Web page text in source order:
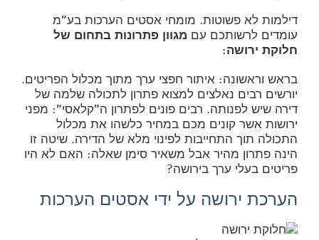
דילמות לא פשוטות. מומחי אסטים הערכות בע"מ
עומדים לרשותכם עם מגוון פתרונות בתחום של
חלוקת ירושה:
בראש וראשונה: איתור חפצי ערך מתוך מכלול הפריטים.
יורשים רבים נאלצים למצוא פתרון לתכולה שלמה של
דירה שיש לפנותה. רבים פונים לפתרון ה"קלאסי": מפני
ירושות אשר קונים מכם במחיר כלשהו את מכלול
התכולה תוך התחייבות לפינוי מלא של הדירה. שיטה זו
הינה פתרון מהיר אבל משאיר סימן שאלה: האם לא היו
פריטים בעלי ערך בירושה?
הערכת ירושה על ידי אסטים הערכות